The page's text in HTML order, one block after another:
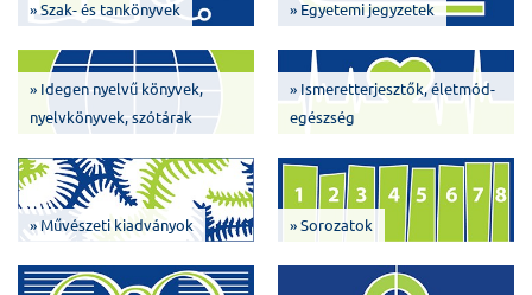
» Szak- és tankönyvek » Egyetemi jegyzetek
» Idegen nyelvű könyvek,
nyelvkönyvek, szótárak
» Ismeretterjesztők, életmód-
egészség
» Művészeti kiadványok » Sorozatok